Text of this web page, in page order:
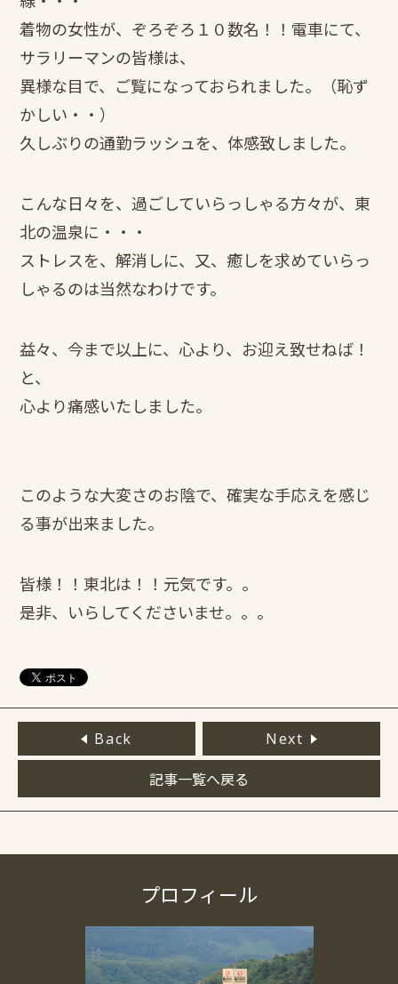
着物の女性が、ぞろぞろ１０数名！！電車にて、
サラリーマンの皆様は、
異様な目で、ご覧になっておられました。（恥ず
かしい・・）
久しぶりの通勤ラッシュを、体感致しました。
こんな日々を、過ごしていらっしゃる方々が、東
北の温泉に・・・
ストレスを、解消しに、又、癒しを求めていらっ
しゃるのは当然なわけです。
益々、今まで以上に、心より、お迎え致せねば！
と、
心より痛感いたしました。
このような大変さのお陰で、確実な手応えを感じ
る事が出来ました。
皆様！！東北は！！元気です。。
是非、いらしてくださいませ。。。
Back Next
記事一覧へ戻る
プロフィール